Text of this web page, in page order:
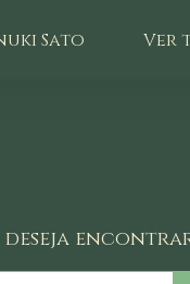
Sato Ver
deseja